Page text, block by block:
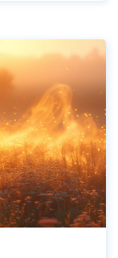
vital. La guía
estrategias
la vida diaria.